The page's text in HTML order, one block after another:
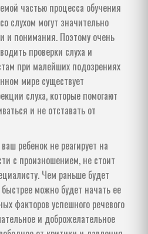
частью процесса обучения
слухом могут значительно
и понимания. Поэтому очень
проверки слуха и
при малейших подозрениях
мире существует
слуха, которые помогают
и не отставать от
ребенок не реагирует на
с произношением, не стоит
Чем раньше будет
можно будет начать ее
факторов успешного речевого
и доброжелательное